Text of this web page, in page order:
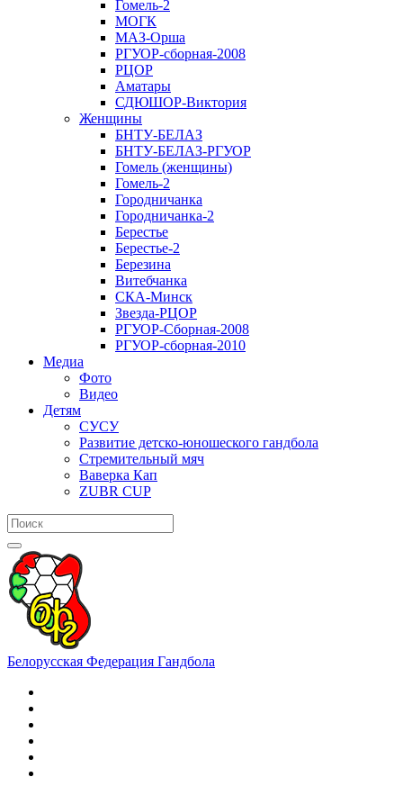
Гомель-2
МОГК
МАЗ-Орша
РГУОР-сборная-2008
РЦОР
Аматары
СДЮШОР-Виктория
Женщины
БНТУ-БЕЛАЗ
БНТУ-БЕЛАЗ-РГУОР
Гомель (женщины)
Гомель-2
Городничанка
Городничанка-2
Берестье
Берестье-2
Березина
Витебчанка
СКА-Минск
Звезда-РЦОР
РГУОР-Сборная-2008
РГУОР-сборная-2010
Медиа
Фото
Видео
Детям
СУСУ
Развитие детско-юношеского гандбола
Стремительный мяч
Ваверка Кап
ZUBR CUP
Белорусская Федерация Гандбола